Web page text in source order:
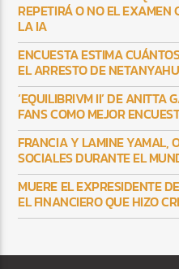
REPETIRÁ O NO EL EXAMEN
LA IA
ENCUESTA ESTIMA
EL ARRESTO DE NETANYAHU
‘EQUILIBRIVM II’ DE ANITTA
FANS COMO MEJOR
FRANCIA Y LAMINE YAMAL,
SOCIALES DURANTE EL
MUERE EL EXPRESIDENTE
EL FINANCIERO QUE HIZO